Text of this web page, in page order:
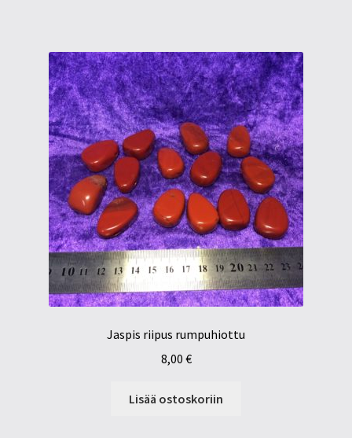
Jaspis riipus rumpuhiottu
8,00 €
Lisää ostoskoriin